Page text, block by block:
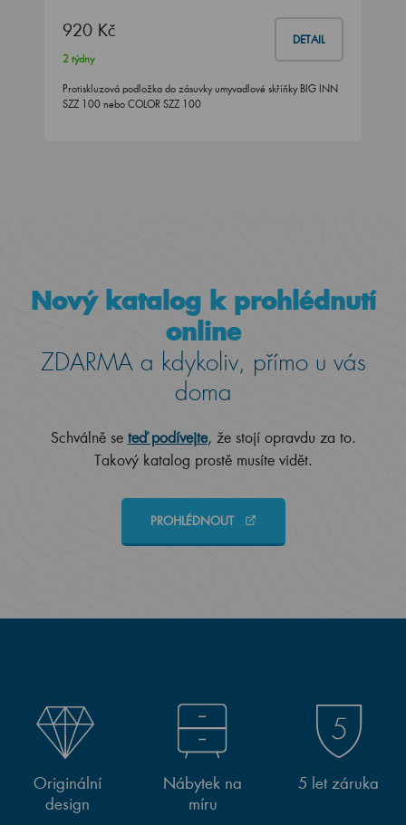
920 Kč DETAIL
2 týdny
Protiskluzová podložka do zásuvky umyvadlové skříňky BIG INN
SZZ 100 nebo COLOR SZZ 100
Nový katalog k prohlédnutí
online
ZDARMA a kdykoliv, přímo u vás
doma
Schválně se teď podívejte, že stojí opravdu za to.
Takový katalog prostě musíte vidět.
PROHLÉDNOUT
Originální
design
Nábytek na
míru
5 let záruka